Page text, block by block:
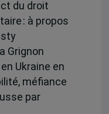
du droit
: à propos
Grignon
Ukraine en
méfiance
par